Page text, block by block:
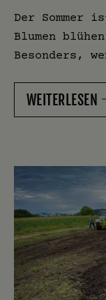
Der Sommer
Blumen
Besonders,
WEITERLESEN